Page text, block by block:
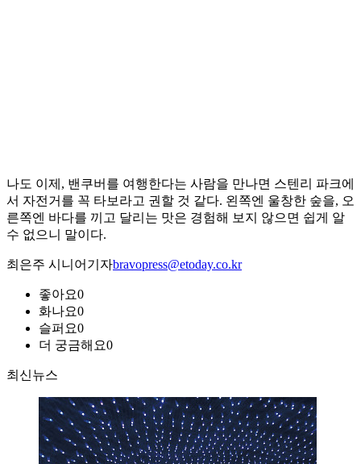
나도 이제, 밴쿠버를 여행한다는 사람을 만나면 스텐리 파크에
서 자전거를 꼭 타보라고 권할 것 같다. 왼쪽엔 울창한 숲을, 오
른쪽엔 바다를 끼고 달리는 맛은 경험해 보지 않으면 쉽게 알
수 없으니 말이다.
최은주 시니어기자bravopress@etoday.co.kr
좋아요0
화나요0
슬퍼요0
더 궁금해요0
최신뉴스